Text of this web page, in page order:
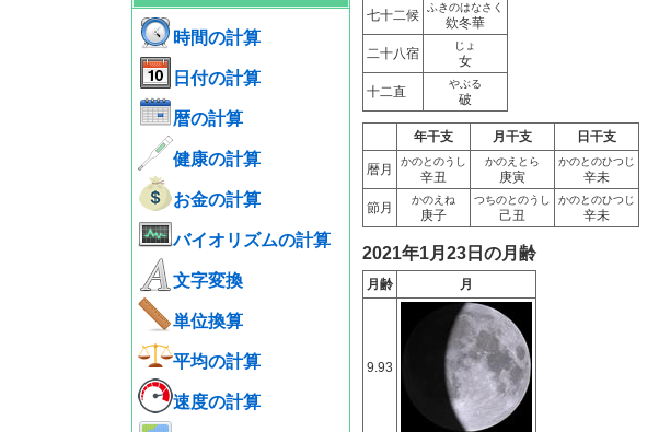
時間の計算
日付の計算
暦の計算
健康の計算
お金の計算
バイオリズムの計算
文字変換
単位換算
平均の計算
速度の計算
七十二候
ふきのはなさく
欸冬華
二十八宿
じょ
女
十二直
やぶる
破
年干支 月干支 日干支
暦月
かのとのうし
辛丑
かのえとら
庚寅
かのとのひつじ
辛未
節月
かのえね
庚子
つちのとのうし
己丑
かのとのひつじ
辛未
2021年1月23日の月齢
月齢 月
9.93